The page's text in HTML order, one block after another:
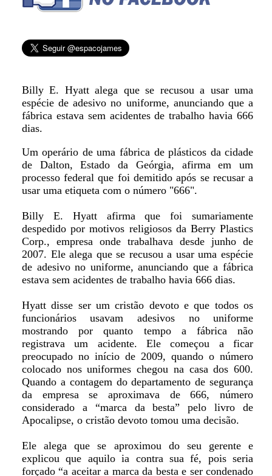
Billy E. Hyatt alega que se recusou a usar uma
espécie de adesivo no uniforme, anunciando que a
fábrica estava sem acidentes de trabalho havia 666
dias.
Um operário de uma fábrica de plásticos da cidade
de Dalton, Estado da Geórgia, afirma em um
processo federal que foi demitido após se recusar a
usar uma etiqueta com o número "666".
Billy E. Hyatt afirma que foi sumariamente
despedido por motivos religiosos da Berry Plastics
Corp., empresa onde trabalhava desde junho de
2007. Ele alega que se recusou a usar uma espécie
de adesivo no uniforme, anunciando que a fábrica
estava sem acidentes de trabalho havia 666 dias.
Hyatt disse ser um cristão devoto e que todos os
funcionários usavam adesivos no uniforme
mostrando por quanto tempo a fábrica não
registrava um acidente. Ele começou a ficar
preocupado no início de 2009, quando o número
colocado nos uniformes chegou na casa dos 600.
Quando a contagem do departamento de segurança
da empresa se aproximava de 666, número
considerado a “marca da besta” pelo livro de
Apocalipse, o cristão devoto tomou uma decisão.
Ele alega que se aproximou do seu gerente e
explicou que aquilo ia contra sua fé, pois seria
forçado “a aceitar a marca da besta e ser condenado